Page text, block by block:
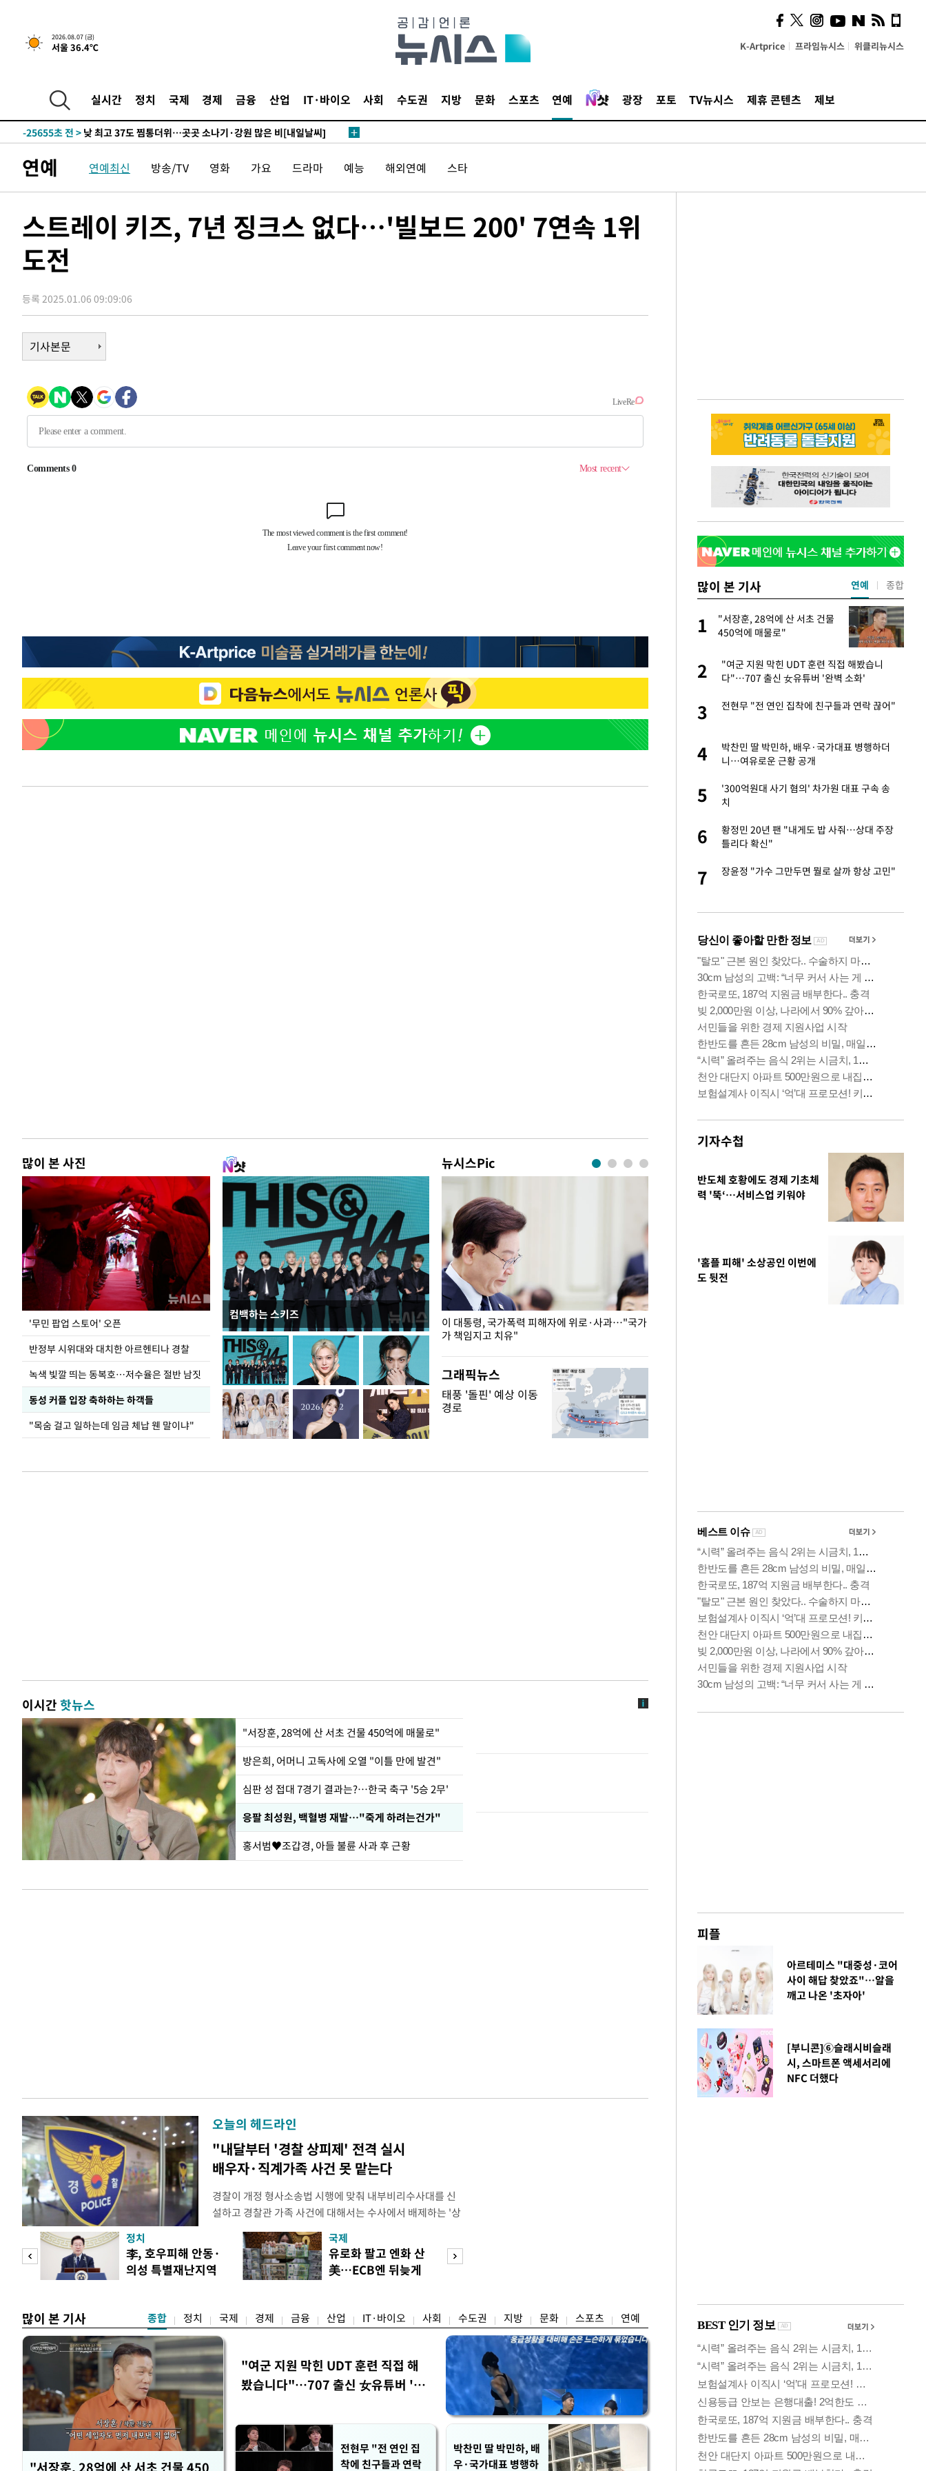
2026.08.07 (금)
서울 36.4℃ K-Artprice 프라임뉴시스 위클리뉴시스
실시간 정치 국제 경제 금융 산업 IT·바이오 사회 수도권 지방 문화 스포츠 연예 광장 포토 TV뉴시스 제휴 콘텐츠 제보
1분 전 >민주 콩고 에볼라환자 4천명 돌파, 4053명 발생 1850명 사망
-27684초 전 >
[단독]중수청 지원 검사들, 정원 초과 시 낮은 계급 임용…희망지 못
갈 수도
-25655초 전 >낮 최고 37도 찜통더위…곳곳 소나기·강원 많은 비[내일날씨]
-23961초 전 >SK하이닉스, 용인·청주 팹에 54조 투자…"AI 메모리 수요 선제 대
응"
-20817초 전 >
-20070초 전 >
외국인 심판 성 접대 7경기 들여다보니…한국 축구 '5승 2무'
-19757초 전 > [속보]코스피, 6200선 약보합…0.60% 내린 6258.77에 마쳐
-19737초 전 >[속보]원·달러 환율, 7.7원 내린 1416.1원 마감
-19626초 전 >
-16716초 전 >
-15589초 전 > 외신들도 주목한 韓축구 파문…"국민적 공분에 수사 재개"
-15560초 전 >11시간 압수수색에 성접대 파문까지…'쑥대밭' 된 축구협회
-14582초 전 >[속보]규제합리화위원회 부위원장에 김태유 서울대 공대 교수…이
병태 후임
-10940초 전 >
[속보]국힘 윤리위, '돌려차기 발언' 진종오·서범수 징계 절차 개시
-3425초 전 >[속보]'채상병 순직 책임' 임성근, 항소심도 징역 3년
-3291초 전 >[속보]종합특검, '관저이전 봐주기 감사' 유병호 구속기소
1분 전 >민주 콩고 에볼라환자 4천명 돌파, 4053명 발생 1850명 사망
-27757초 전 >"낮 기온 소폭 하락"…수도권 폭염중대경보, 폭염경보로 하향
-27721초 전 >
여자배구 이재영·이다영 자매, 아제르바이잔 투란VC 입단
-19626초 전 >
[속보] 노원서 40.1도 관측…서울, 2018년 이후 첫 40도
-16716초 전 >
[속보]종합특검, '계엄 수용공간 확보' 신용해 前교정본부장 기소
-15589초 전 >외신들도 주목한 韓축구 파문…"국민적 공분에 수사 재개"
-15560초 전 > 11시간 압수수색에 성접대 파문까지…'쑥대밭' 된 축구협회
-14582초 전 >[속보]규제합리화위원회 부위원장에 김태유 서울대 공대 교수…이
병태 후임
-10940초 전 >
[속보]국힘 윤리위, '돌려차기 발언' 진종오·서범수 징계 절차 개시
연예 연예최신 방송/TV 영화 가요 드라마 예능 해외연예 스타
스트레이 키즈, 7년 징크스 없다…'빌보드 200' 7연속 1위
도전
등록 2025.01.06 09:09:06
기사본문
많이 본 사진
'무민 팝업 스토어' 오픈
반정부 시위대와 대치한 아르헨티나 경찰
녹색 빛깔 띄는 동복호…저수율은 절반 남짓
동성 커플 입장 축하하는 하객들
"목숨 걸고 일하는데 임금 체납 웬 말이냐"
컴백하는 스키즈
뉴시스Pic
지석천 뒤덮은 개구리밥
이 대통령, 국가폭력 피해자에 위로·사과…"국가
가 책임지고 치유"
그래픽뉴스
태풍 '돌핀' 예상 이동
경로
이시간핫뉴스
"서장훈, 28억에 산 서초 건물 450억에 매물로"
방은희, 어머니 고독사에 오열 "이틀 만에 발견"
심판 성 접대 7경기 결과는?…한국 축구 '5승 2무'
응팔 최성원, 백혈병 재발…"죽게 하려는건가"
홍서범♥조갑경, 아들 불륜 사과 후 근황
오늘의 헤드라인
"내달부터 '경찰 상피제' 전격 실시
배우자·직계가족 사건 못 맡는다
경찰이 개정 형사소송법 시행에 맞춰 내부비리수사대를 신
설하고 경찰관 가족 사건에 대해서는 수사에서 배제하는 '상
피제'를 도입한다. 경찰청은 7일 오후 3시 '개정 형사소송법
후속 조치 태스크포스(TF)' 회의를 열었다고 밝혔다. 경찰은
우선 올해 하반기 인사에 맞춰 기존 국가수사본부에서 운영
하던 수사감찰 기능을 인권감사관실로 이관·개편해 객관
정치
李, 호우피해 안동·
의성 특별재난지역
국제
유로화 팔고 엔화 산
美…ECB엔 뒤늦게
많이 본 기사 종합 정치 국제 경제 금융 산업 IT·바이오 사회 수도권 지방 문화 스포츠 연예
"서장훈, 28억에 산 서초 건물 450
"여군 지원 막힌 UDT 훈련 직접 해
봤습니다"…707 출신 女유튜버 '완
전현무 "전 연인 집
착에 친구들과 연락
박찬민 딸 박민하, 배
우·국가대표 병행하
많이 본 기사
2
"여군 지원 막힌 UDT 훈련 직접 해봤습니
다"…707 출신 女유튜버 '완벽 소화'
3 전현무 "전 연인 집착에 친구들과 연락 끊어"
4
박찬민 딸 박민하, 배우·국가대표 병행하더
5
SK하이닉스, 주당 375원 분기배당 결정…3
1
"서장훈, 28억에 산 서초 건물
450억에 매물로"
2
"여군 지원 막힌 UDT 훈련 직접 해봤습니
다"…707 출신 女유튜버 '완벽 소화'
3 전현무 "전 연인 집착에 친구들과 연락 끊어"
4
박찬민 딸 박민하, 배우·국가대표 병행하더
니…여유로운 근황 공개
5
'300억원대 사기 혐의' 차가원 대표 구속 송
치
6
황정민 20년 팬 "내게도 밥 사줘…상대 주장
틀리다 확신"
7 장윤정 "가수 그만두면 뭘로 살까 항상 고민"
연예 종합
기자수첩
반도체 호황에도 경제 기초체
력 '뚝‘…서비스업 키워야
'홈플 피해' 소상공인 이번에
도 뒷전
피플
아르테미스 "대중성·코어
사이 해답 찾았죠"…알을
깨고 나온 '초자아'
[부니콘]⑥슬래시비슬래
시, 스마트폰 액세서리에
NFC 더했다